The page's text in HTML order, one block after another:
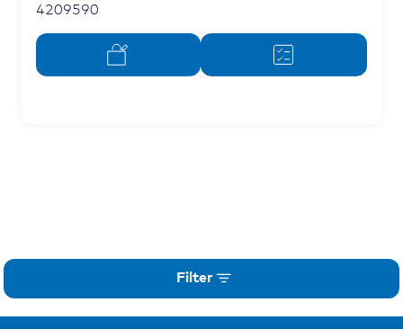
4209590
Filter